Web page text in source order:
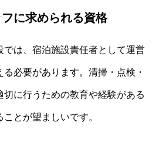
に求められる資格
では、宿泊施設責任者として運営
る必要があります。清掃・点検・
切に行うための教育や経験がある
とが望ましいです。